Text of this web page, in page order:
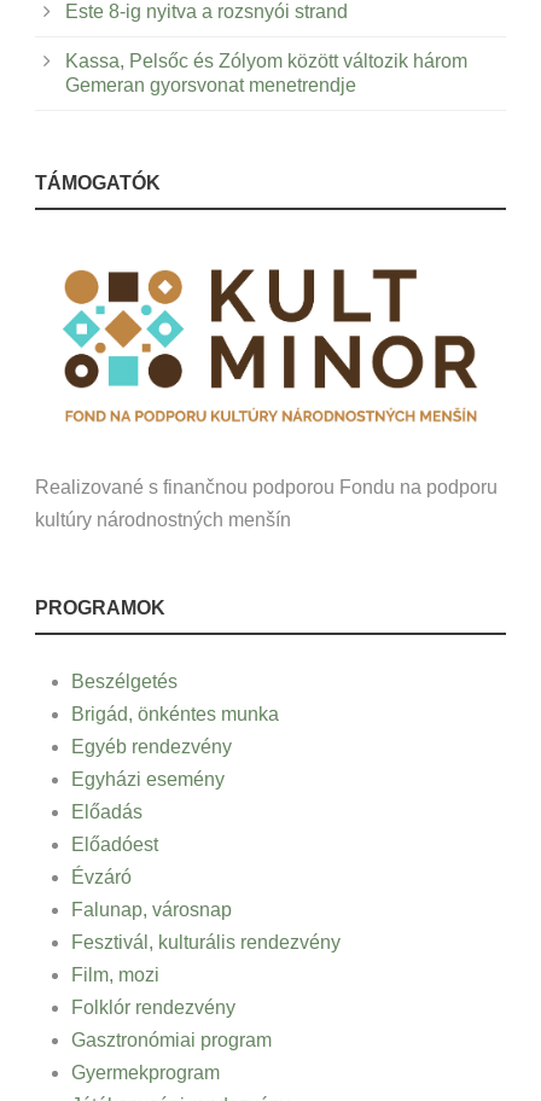
Este 8-ig nyitva a rozsnyói strand
Kassa, Pelsőc és Zólyom között változik három
Gemeran gyorsvonat menetrendje
TÁMOGATÓK
Realizované s finančnou podporou Fondu na podporu
kultúry národnostných menšín
PROGRAMOK
Beszélgetés
Brigád, önkéntes munka
Egyéb rendezvény
Egyházi esemény
Előadás
Előadóest
Évzáró
Falunap, városnap
Fesztivál, kulturális rendezvény
Film, mozi
Folklór rendezvény
Gasztronómiai program
Gyermekprogram